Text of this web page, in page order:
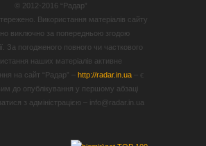
© 2012-2016 “Радар”
Використання матеріалів сайту
виключно за попередньою згодою
За погодженого повного чи часткового
наших матеріалів активне
на сайт “Радар” – http://radar.in.ua– є
до опублікування у першому абзаці
з адміністрацією – info@radar.in.ua